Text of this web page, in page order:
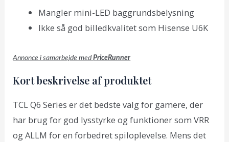
Mangler mini-LED baggrundsbelysning
Ikke så god billedkvalitet som Hisense U6K
Annonce i samarbejde medPriceRunner
Kort beskrivelse af produktet
TCL Q6 Series er det bedste valg for gamere, der
har brug for god lysstyrke og funktioner som VRR
og ALLM for en forbedret spiloplevelse. Mens det